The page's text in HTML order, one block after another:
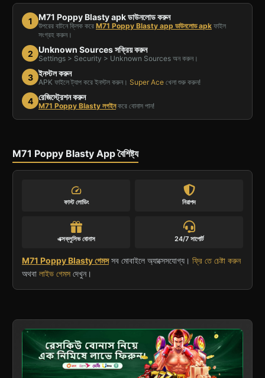
1 M71 Poppy Blasty apk ডাউনলোড করুন
উপরের বাটনে ক্লিক করে M71 Poppy Blasty app ডাউনলোড apk ফাইল
সংগ্রহ করুন।
2 Unknown Sources সক্রিয় করুন
Settings > Security > Unknown Sources অন করুন।
3 ইনস্টল করুন
APK ফাইলে ট্যাপ করে ইনস্টল করুন। Super Ace খেলা শুরু করুন!
4 রেজিস্ট্রেশন করুন
M71 Poppy Blasty লগইনকরে বোনাস পান!
M71 Poppy Blasty App বৈশিষ্ট্য
speed
ফাস্ট লোডিং নিরাপদ
এক্সক্লুসিভ বোনাস 24/7 সাপোর্ট
M71 Poppy Blasty গেমসসব মোবাইলে অ্যাক্সেসযোগ্য। ফ্রি তে চেষ্টা করুন
অথবা লাইভ গেমস দেখুন।